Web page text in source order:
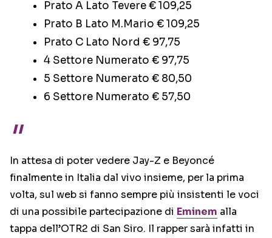
Prato A Lato Tevere € 109,25
Prato B Lato M.Mario € 109,25
Prato C Lato Nord € 97,75
4 Settore Numerato € 97,75
5 Settore Numerato € 80,50
6 Settore Numerato € 57,50
In attesa di poter vedere Jay-Z e Beyoncé
finalmente in Italia dal vivo insieme, per la prima
volta, sul web si fanno sempre più insistenti le voci
di una possibile partecipazione di Eminem alla
tappa dell’OTR2 di San Siro. Il rapper sarà infatti in